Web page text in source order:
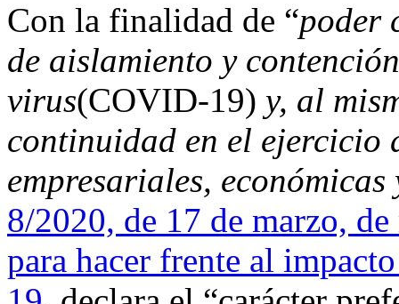
Con la finalidad de “poder
de aislamiento y
virus(COVID-19) y, al
continuidad en el ejercicio
empresariales, económicas
8/2020, de 17 de marzo,
para hacer frente al